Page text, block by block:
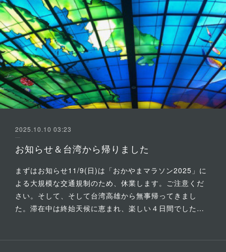
2025.10.10 03:23
お知らせ＆台湾から帰りました
まずはお知らせ11/9(日)は「おかやまマラソン2025」に
よる大規模な交通規制のため、休業します。ご注意くだ
さい。そして、そして台湾高雄から無事帰ってきまし
た。滞在中は終始天候に恵まれ、楽しい４日間でした…